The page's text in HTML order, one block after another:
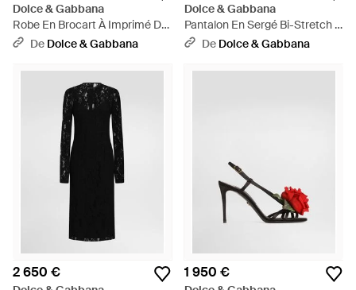
Dolce & Gabbana
Robe En Brocart À Imprimé De
Roses - Rouge
De Dolce & Gabbana
Dolce & Gabbana
Pantalon En Sergé Bi-Stretch -
NoirDe Dolce & Gabbana
2 650 € 1 950 €